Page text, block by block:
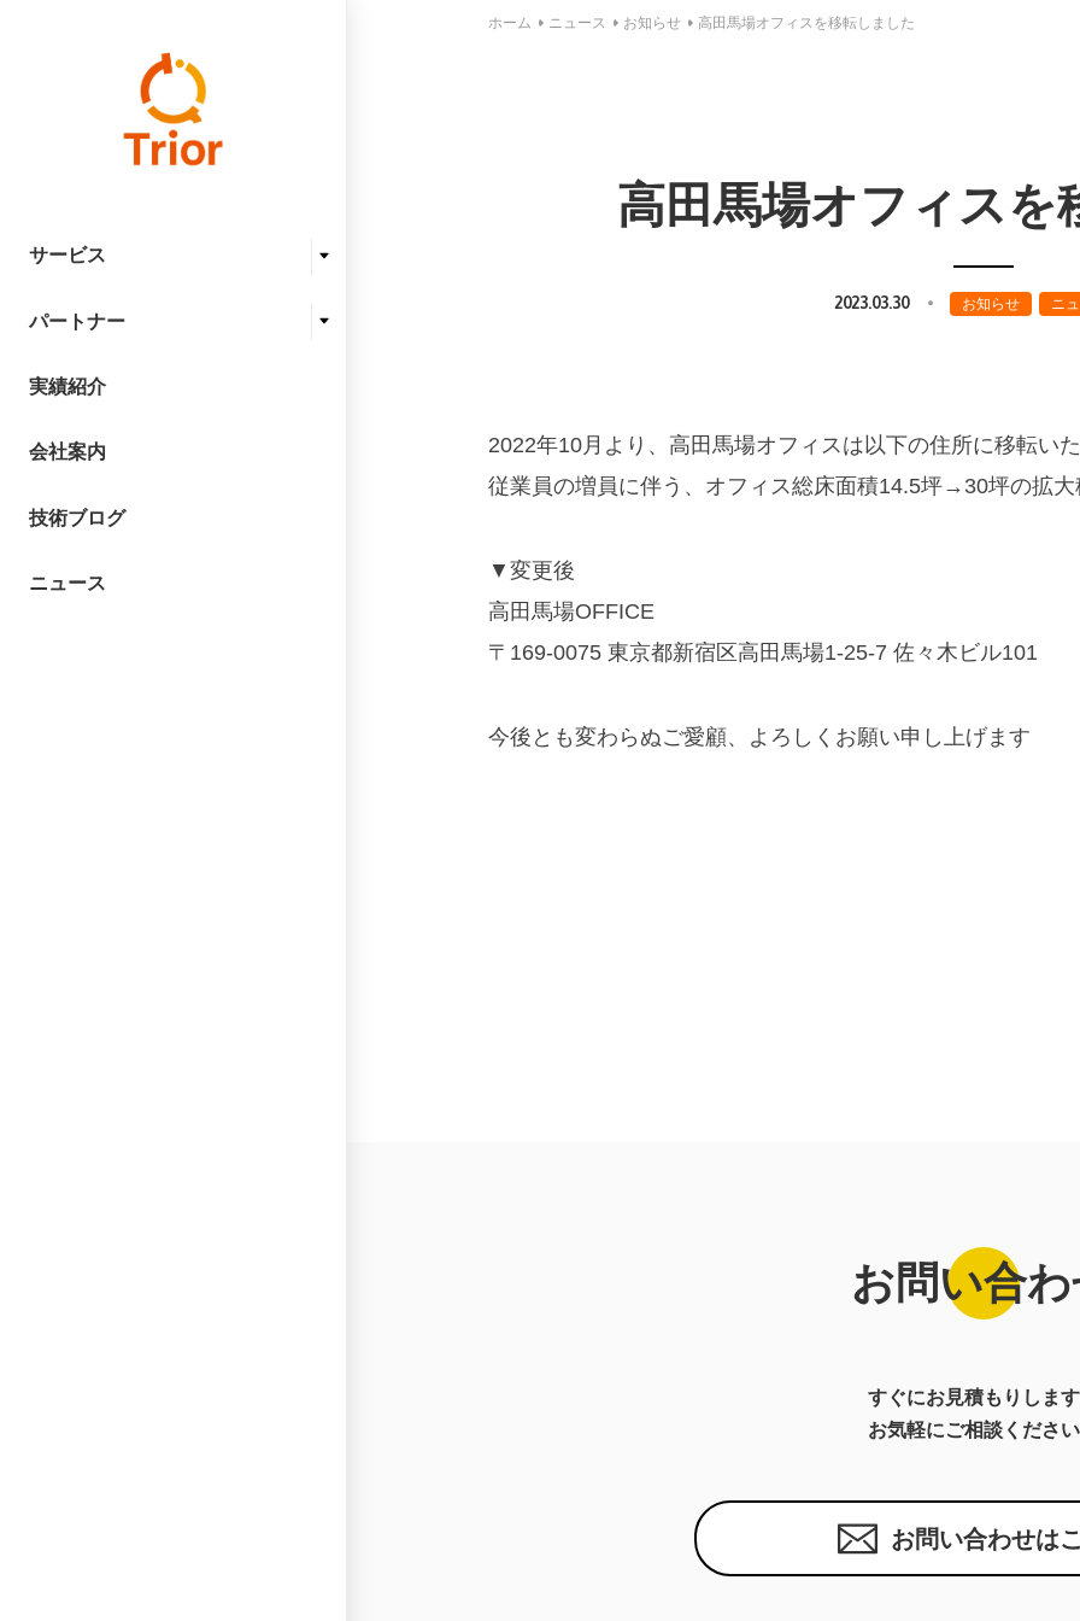
サービス
パートナー
実績紹介
会社案内
技術ブログ
ニュース
ホーム ニュース お知らせ 高田馬場オフィスを移転しました
高田馬場オフィスを
2023.03.30 お知らせ ニ
2022年10月より、高田馬場オフィスは以下の住所に移転いた
従業員の増員に伴う、オフィス総床面積14.5坪→30坪の拡大
▼変更後
高田馬場OFFICE
〒169-0075 東京都新宿区高田馬場1-25-7 佐々木ビル101
今後とも変わらぬご愛顧、よろしくお願い申し上げます
お問い合
すぐにお見積もりします
お気軽にご相談ください
お問い合わせは